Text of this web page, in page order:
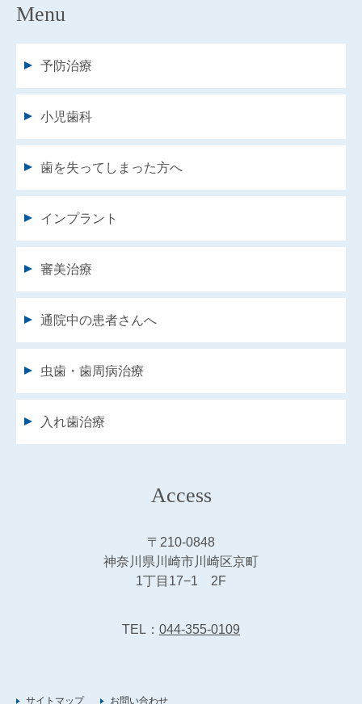
Menu
予防治療
小児歯科
歯を失ってしまった方へ
インプラント
審美治療
通院中の患者さんへ
虫歯・歯周病治療
入れ歯治療
Access
〒210-0848
神奈川県川崎市川崎区京町
1丁目17−1 2F
TEL： 044-355-0109
サイトマップ お問い合わせ